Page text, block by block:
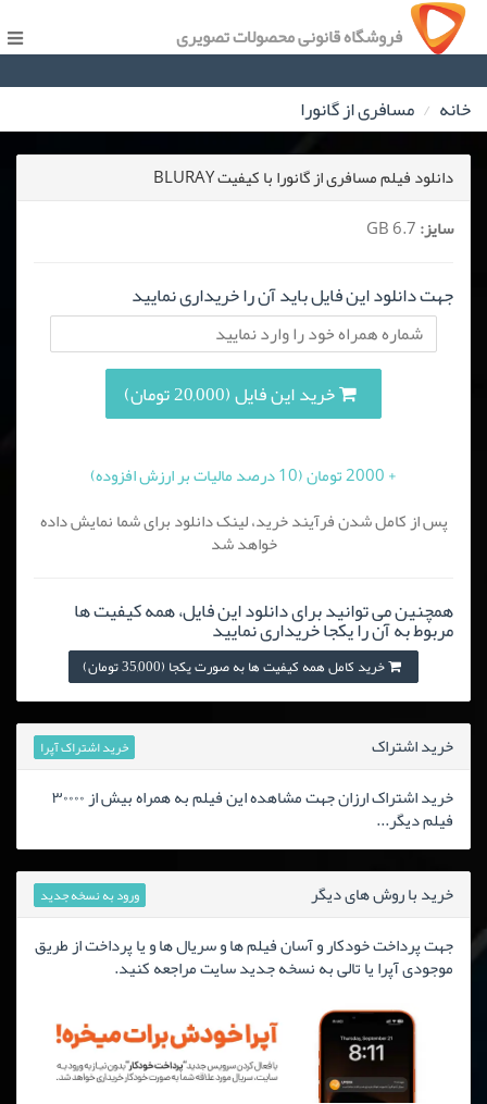
فروشگاه قانونی محصولات تصویری
خانه مسافری از گانورا
دانلود فیلم مسافری از گانورا با کیفیت BLURAY
سایز:
جهت دانلود این فایل باید آن را خریداری نمایید
خرید این فایل (20,000 تومان)
+ 2000 تومان (10 درصد مالیات بر ارزش افزوده)
پس از کامل شدن فرآیند خرید، لینک دانلود برای شما نمایش داده
خواهد شد
همچنین می توانید برای دانلود این فایل، همه کیفیت ها
مربوط به آن را یکجا خریداری نمایید
خرید کامل همه کیفیت ها به صورت یکجا (35,000 تومان)
خرید اشتراک خرید اشتراک آپرا
خرید اشتراک ارزان جهت مشاهده این فیلم به همراه بیش از ۳۰۰۰۰
فیلم دیگر...
خرید با روش های دیگر ورود به نسخه جدید
جهت پرداخت خودکار و آسان فیلم ها و سریال ها و یا پرداخت از طریق
موجودی آپرا یا تالی به نسخه جدید سایت مراجعه کنید.